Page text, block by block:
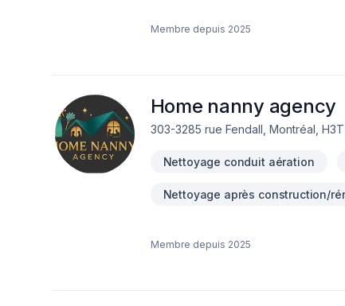
Membre depuis 2025
Home nanny agency
303-3285 rue Fendall, Montréal, H3T
Nettoyage conduit aération
Nettoyage après construction/
Membre depuis 2025